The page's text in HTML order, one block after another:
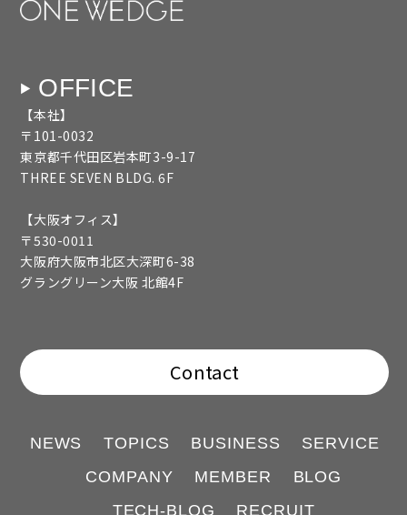
OFFICE
【本社】
〒101-0032
東京都千代田区岩本町3-9-17
THREE SEVEN BLDG. 6F
【大阪オフィス】
〒530-0011
大阪府大阪市北区大深町6-38
グラングリーン大阪 北館4F
Contact
NEWS TOPICS BUSINESS
SERVICE
COMPANY
MEMBER
BLOG
TECH-BLOG
RECRUIT